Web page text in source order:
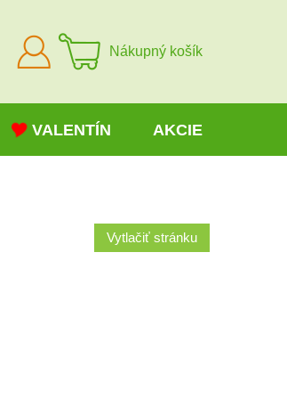
Prihlásiť
sa
Nákupný košík
VALENTÍN AKCIE
Vytlačiť stránku